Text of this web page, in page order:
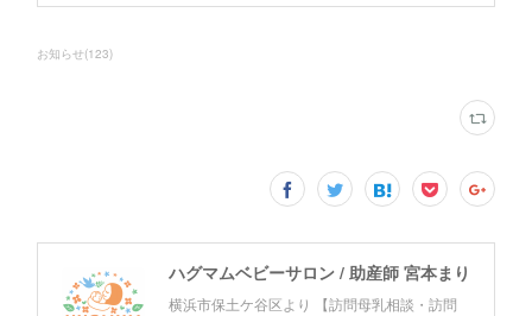
お知らせ(123)
ハグマムベビーサロン / 助産師 宮本まり
横浜市保土ケ谷区より 【訪問母乳相談・訪問